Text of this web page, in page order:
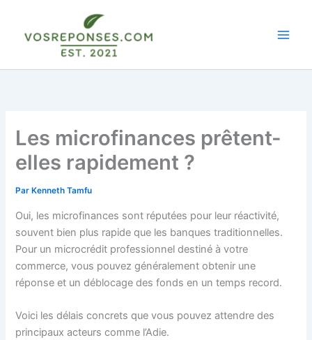
contenu
Les microfinances prêtent-
elles rapidement ?
Par Kenneth Tamfu
Oui, les microfinances sont réputées pour leur réactivité,
souvent bien plus rapide que les banques traditionnelles.
Pour un microcrédit professionnel destiné à votre
commerce, vous pouvez généralement obtenir une
réponse et un déblocage des fonds en un temps record.
Voici les délais concrets que vous pouvez attendre des
principaux acteurs comme l’Adie.